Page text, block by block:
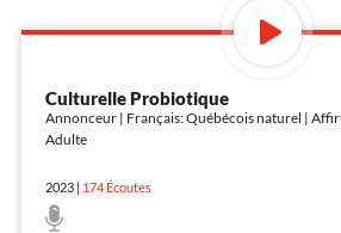
Culturelle Probiotique
Annonceur | Français: Québécois naturel |
Adulte
2023| 174Écoutes